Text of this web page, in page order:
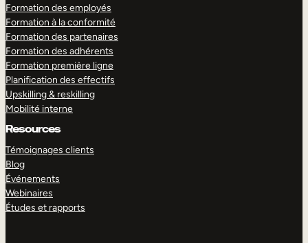
Formation des employés
Formation à la conformité
Formation des partenaires
Formation des adhérents
Formation première ligne
Planification des effectifs
Upskilling & reskilling
Mobilité interne
Resources
Témoignages clients
Blog
Événements
Webinaires
Études et rapports